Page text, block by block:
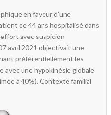
en faveur d’une
de 44 ans hospitalisé dans
avec suspicion
avril 2021 objectivait une
préférentiellement les
avec une hypokinésie globale
à 40%). Contexte familial